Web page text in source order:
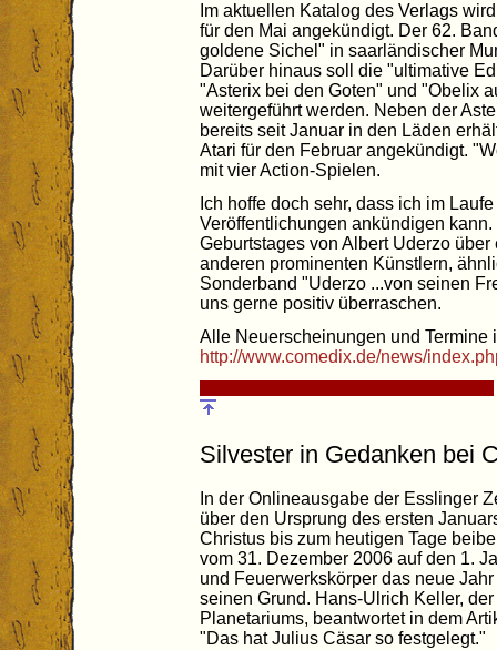
Im aktuellen Katalog des Verlags
für den Mai angekündigt. Der 62.
goldene Sichel" in saarländischer
Darüber hinaus soll die "ultimative
"Asterix bei den Goten" und "Obelix
weitergeführt werden. Neben der
bereits seit Januar in den Läden
Atari für den Februar angekündigt.
mit vier Action-Spielen.
Ich hoffe doch sehr, dass ich im
Veröffentlichungen ankündigen
Geburtstages von Albert Uderzo
anderen prominenten Künstlern,
Sonderband "Uderzo ...von seinen
uns gerne positiv überraschen.
Alle Neuerscheinungen und Termine
http://www.comedix.de/news/
Silvester in Gedanken bei
In der Onlineausgabe der Esslinger
über den Ursprung des ersten
Christus bis zum heutigen Tage
vom 31. Dezember 2006 auf den 1.
und Feuerwerkskörper das neue
seinen Grund. Hans-Ulrich Keller,
Planetariums, beantwortet in dem
"Das hat Julius Cäsar so festgelegt."